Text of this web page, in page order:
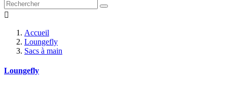

Accueil
Loungefly
Sacs à main
Loungefly